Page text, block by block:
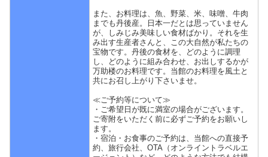
また、お料理は、魚、野菜、米、味噌、牛肉
までも丹後産。日本一だとは思っていません
が、しみじみ美味しい食材ばかり。それを生
み出す生産者さんと、この大自然が私たちの
宝物です。丹後の食材を、どのように調理
し、どのように組み合わせ、お出しするかが
万助楼のお料理です。当館のお料理を風土と
共にお召し上がり下さいませ。
≪ご予約等について≫
・ご希望日が既に満室の場合がございます。
ご寄附をいただく前に必ずご予約をお願いし
ます。
・宿泊・お食事のご予約は、当館への直接予
約、旅行会社、OTA（オンライントラベルエ